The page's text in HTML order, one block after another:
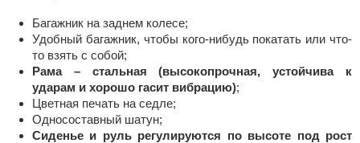
Багажник на заднем колесе;
Удобный багажник, чтобы кого-нибудь покатать или что-
то взять с собой;
Рама – стальная (высокопрочная, устойчива к
ударам и хорошо гасит вибрацию);
Цветная печать на седле;
Односоставный шатун;
Сиденье и руль регулируются по высоте под рост